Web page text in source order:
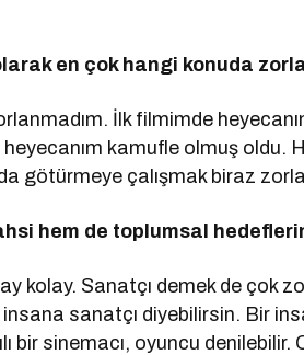
en çok hangi konuda
İlk filmimde
kamufle olmuş oldu.
götürmeye çalışmak biraz
hem de toplumsal
kolay. Sanatçı demek de çok
sanatçı diyebilirsin. Bir
bir sinemacı, oyuncu denilebilir.